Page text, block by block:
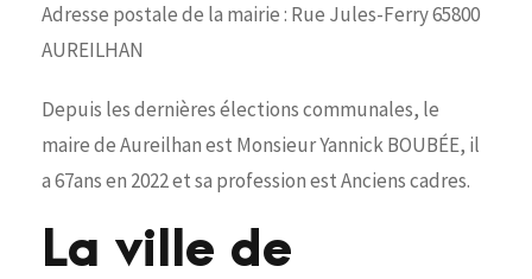
Adresse postale de la mairie : Rue Jules-Ferry 65800
AUREILHAN
Depuis les dernières élections communales, le
maire de Aureilhan est Monsieur Yannick BOUBÉE, il
a 67ans en 2022 et sa profession est Anciens cadres.
La ville de